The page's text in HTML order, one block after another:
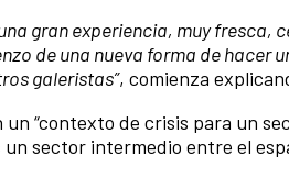
gran experiencia, muy fresca,
de una nueva forma de hacer
galeristas”, comienza
“contexto de crisis para un
sector intermedio entre el